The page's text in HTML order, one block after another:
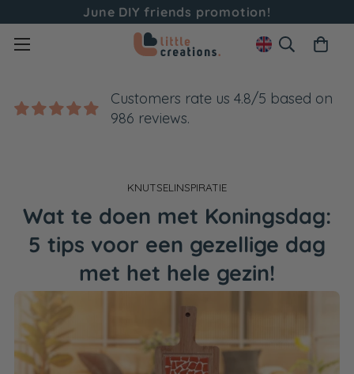
June DIY friends promotion!
Customers rate us 4.8/5 based on
986 reviews.
KNUTSELINSPIRATIE
Wat te doen met Koningsdag:
5 tips voor een gezellige dag
met het hele gezin!